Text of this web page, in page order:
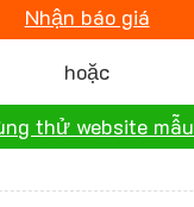
Nhận báo giá
hoặc
thử website mẫu